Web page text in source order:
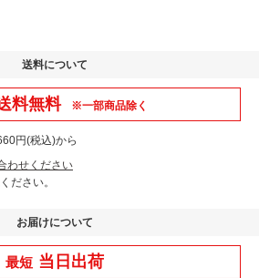
送料について
料無料 ※一部商品除く
円(税込)から
わせください
ださい。
お届けについて
最短 当日出荷